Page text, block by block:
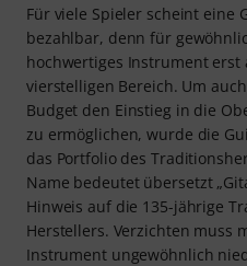
Für viele Spieler scheint eine
bezahlbar, denn für
hochwertiges Instrument erst
vierstelligen Bereich. Um
Budget den Einstieg in die
zu ermöglichen, wurde die
das Portfolio des
Name bedeutet übersetzt
Hinweis auf die 135-jährige
Herstellers. Verzichten muss
Instrument ungewöhnlich